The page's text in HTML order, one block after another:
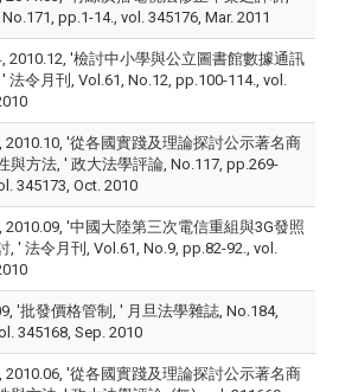
pp.1-14., vol. 345176, Mar. 2011
2010.12, '檢討中小學與公立圖書館數據通訊
法令月刊, Vol.61, No.12, pp.100-114., vol.
2010.10, '從各國實踐及理論探討公示著名商
與方法, ' 政大法學評論, No.117, pp.269-
345173, Oct. 2010
2010.09, '中國大陸第三次電信重組與3G發照
, ' 法令月刊, Vol.61, No.9, pp.82-92., vol.
'批發價格管制, ' 月旦法學雜誌, No.184,
345168, Sep. 2010
2010.06, '從各國實踐及理論探討公示著名商